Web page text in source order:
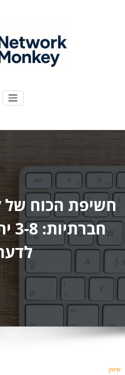
חשיפת הכוח של
שיווק